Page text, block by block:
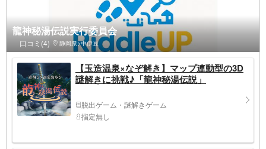
龍神秘湯伝説実行委員会
口コミ(4) 静岡県>中伊豆
【玉造温泉×なぞ解き】マップ連動型の3D
謎解きに挑戦♪「龍神秘湯伝説」
脱出ゲーム・謎解きゲーム
指定無し